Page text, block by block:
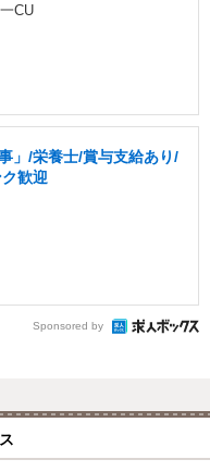
CU
」/栄養士/賞与支給あり/
歓迎
Sponsored by